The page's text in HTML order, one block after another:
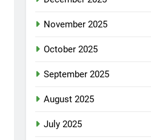
November 2025
October 2025
September 2025
August 2025
July 2025